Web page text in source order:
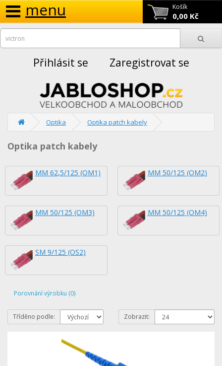
Košík
0,00 Kč
menu
Přihlásit se Zaregistrovat se
Optika Optika patch kabely
Optika patch kabely
MM 62,5/125 (OM1) MM 50/125 (OM2)
MM 50/125 (OM3) MM 50/125 (OM4)
SM 9/125 (OS2)
Porovnání výrobku (0)
Tříděno podle: Zobrazit: